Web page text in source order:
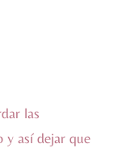
las
y así dejar que